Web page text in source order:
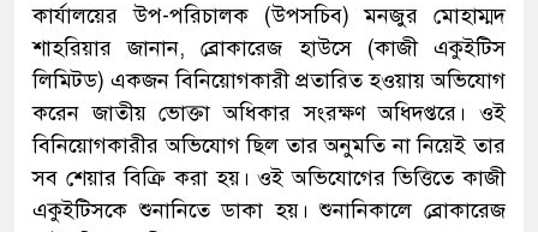
কার্যালয়ের উপ-পরিচালক (উপসচিব) মনজুর মোহাম্মদ
শাহরিয়ার জানান, ব্রোকারেজ হাউসে (কাজী একুইটিস
লিমিটড) একজন বিনিয়োগকারী প্রতারিত হওয়ায় অভিযোগ
করেন জাতীয় ভোক্তা অধিকার সংরক্ষণ অধিদপ্তরে। ওই
বিনিয়োগকারীর অভিযোগ ছিল তার অনুমতি না নিয়েই তার
সব শেয়ার বিক্রি করা হয়। ওই অভিযোগের ভিত্তিতে কাজী
একুইটিসকে শুনানিতে ডাকা হয়। শুনানিকালে ব্রোকারেজ